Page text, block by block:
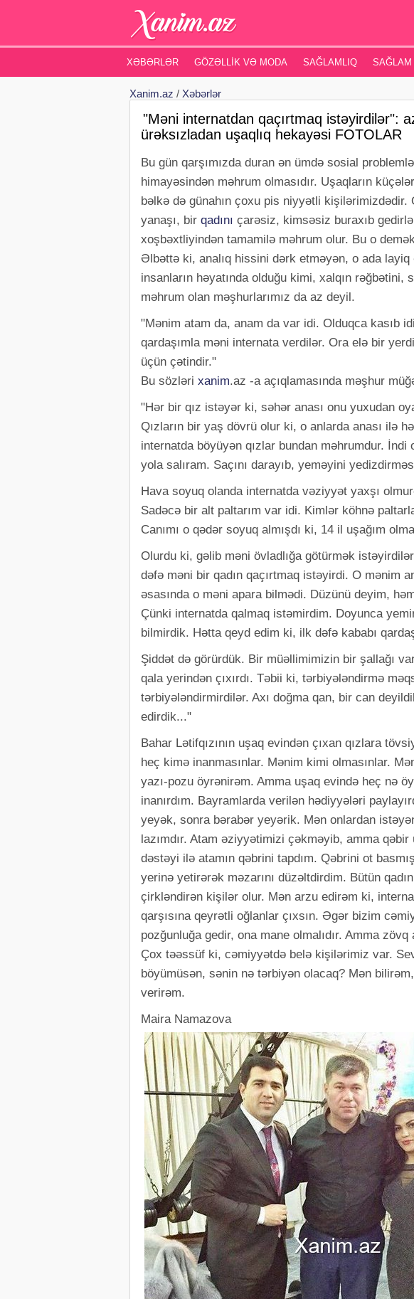
XƏBƏRLƏR GÖZƏLLIK VƏ MODA SAĞLAMLIQ SAĞLAM
Xanim.az / Xəbərlər
"Məni internatdan qaçırtmaq istəyirdilər":
ürəksızladan uşaqlıq hekayəsi FOTOLAR
Bu gün qarşımızda duran ən ümdə sosial
himayəsindən məhrum olmasıdır. Uşaqların
bəlkə də günahın çoxu pis niyyətli kişilərimizdədir.
yanaşı, bir qadını çarəsiz, kimsəsiz buraxıb
xoşbəxtliyindən tamamilə məhrum olur. Bu o
Əlbəttə ki, analıq hissini dərk etməyən, o ada layiq
insanların həyatında olduğu kimi, xalqın
məhrum olan məşhurlarımız da az deyil.
"Mənim atam da, anam da var idi. Olduqca kasıb
qardaşımla məni internata verdilər. Ora elə bir
üçün çətindir."
Bu sözləri xanim.az -a açıqlamasında məşhur
"Hər bir qız istəyər ki, səhər anası onu yuxudan
Qızların bir yaş dövrü olur ki, o anlarda anası ilə
internatda böyüyən qızlar bundan məhrumdur. İndi
yola salıram. Saçını darayıb, yeməyini
Hava soyuq olanda internatda vəziyyət yaxşı
Sadəcə bir alt paltarım var idi. Kimlər köhnə
Canımı o qədər soyuq almışdı ki, 14 il uşağım
Olurdu ki, gəlib məni övladlığa götürmək
dəfə məni bir qadın qaçırtmaq istəyirdi. O mənim
əsasında o məni apara bilmədi. Düzünü deyim,
Çünki internatda qalmaq istəmirdim. Doyunca
bilmirdik. Hətta qeyd edim ki, ilk dəfə kababı
Şiddət də görürdük. Bir müəllimimizin bir şallağı
qala yerindən çıxırdı. Təbii ki, tərbiyələndirmə
tərbiyələndirmirdilər. Axı doğma qan, bir can
edirdik..."
Bahar Lətifqızının uşaq evindən çıxan qızlara
heç kimə inanmasınlar. Mənim kimi olmasınlar.
yazı-pozu öyrənirəm. Amma uşaq evində heç nə
inanırdım. Bayramlarda verilən hədiyyələri
yeyək, sonra bərabər yeyərik. Mən onlardan
lazımdır. Atam əziyyətimizi çəkməyib, amma
dəstəyi ilə atamın qəbrini tapdım. Qəbrini ot
yerinə yetirərək məzarını düzəltdirdim. Bütün
çirkləndirən kişilər olur. Mən arzu edirəm ki,
qarşısına qeyrətli oğlanlar çıxsın. Əgər bizim
pozğunluğa gedir, ona mane olmalıdır. Amma
Çox təəssüf ki, cəmiyyətdə belə kişilərimiz var.
böyümüsən, sənin nə tərbiyən olacaq? Mən
verirəm.
Maira Namazova